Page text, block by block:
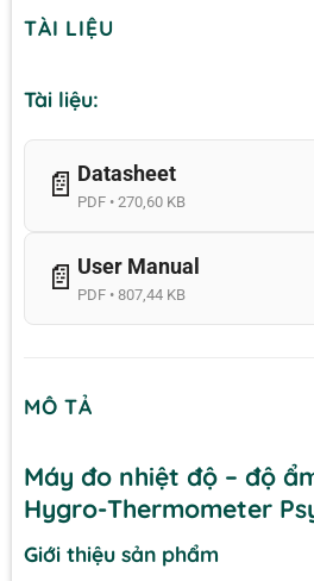
TÀI LIỆU
Tài liệu:
📄 Datasheet
PDF • 270,60 KB
📄 User Manual
PDF • 807,44 KB
MÔ TẢ
Máy đo nhiệt độ – độ
Hygro-Thermometer
Giới thiệu sản phẩm